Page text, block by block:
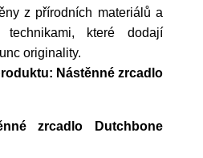
z přírodních materiálů a
technikami, které dodají
originality.
Nástěnné zrcadlo
zrcadlo Dutchbone